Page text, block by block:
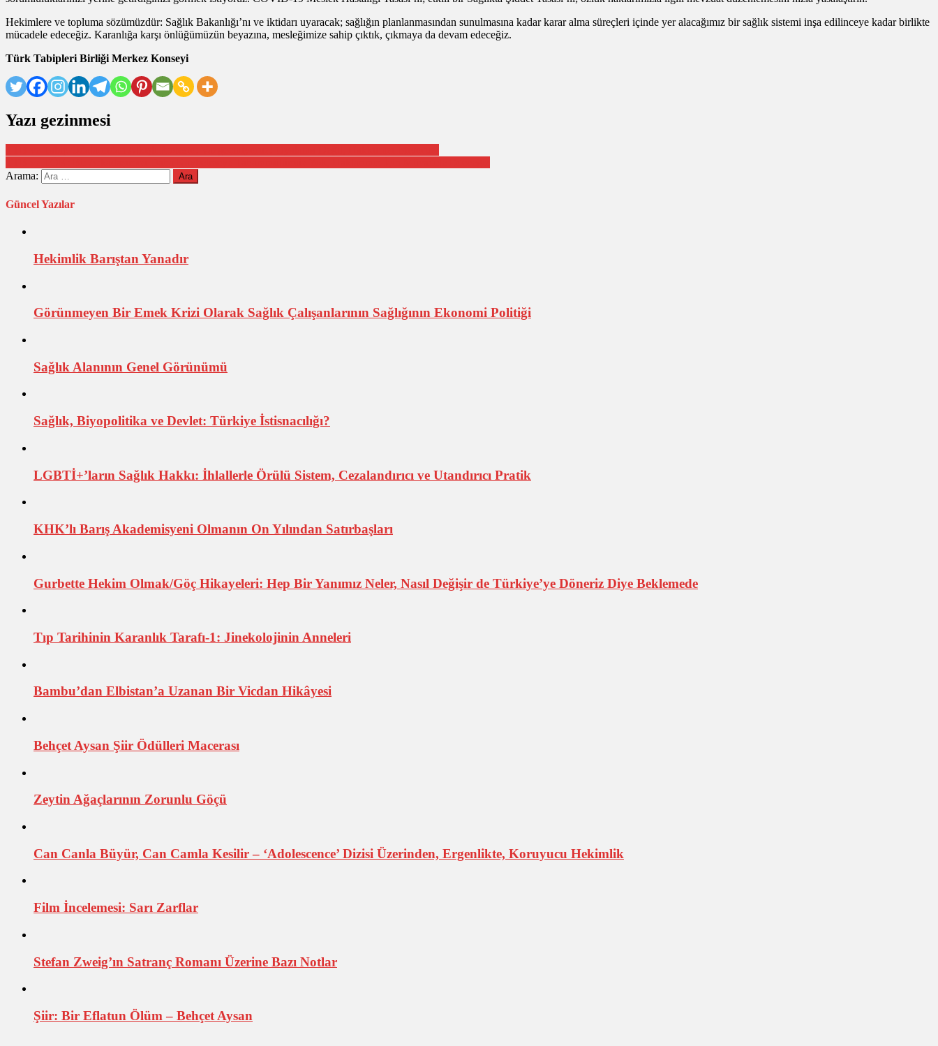
Hekimlere ve topluma sözümüzdür: Sağlık Bakanlığı’nı ve iktidarı uyaracak; sağlığın planlanmasından sunulmasına kadar karar alma süreçleri içinde yer alacağımız bir sağlık sistemi inşa edilinceye kadar birlikte
mücadele edeceğiz. Karanlığa karşı önlüğümüzün beyazına, mesleğimize sahip çıktık, çıkmaya da devam edeceğiz.
Türk Tabipleri Birliği Merkez Konseyi
Yazı gezinmesi
Arama:
Güncel Yazılar
Hekimlik Barıştan Yanadır
Görünmeyen Bir Emek Krizi Olarak Sağlık Çalışanlarının Sağlığının Ekonomi Politiği
Sağlık Alanının Genel Görünümü
Sağlık, Biyopolitika ve Devlet: Türkiye İstisnacılığı?
LGBTİ+’ların Sağlık Hakkı: İhlallerle Örülü Sistem, Cezalandırıcı ve Utandırıcı Pratik
KHK’lı Barış Akademisyeni Olmanın On Yılından Satırbaşları
Gurbette Hekim Olmak/Göç Hikayeleri: Hep Bir Yanımız Neler, Nasıl Değişir de Türkiye’ye Döneriz Diye Beklemede
Tıp Tarihinin Karanlık Tarafı-1: Jinekolojinin Anneleri
Bambu’dan Elbistan’a Uzanan Bir Vicdan Hikâyesi
Behçet Aysan Şiir Ödülleri Macerası
Zeytin Ağaçlarının Zorunlu Göçü
Can Canla Büyür, Can Camla Kesilir – ‘Adolescence’ Dizisi Üzerinden, Ergenlikte, Koruyucu Hekimlik
Film İncelemesi: Sarı Zarflar
Stefan Zweig’ın Satranç Romanı Üzerine Bazı Notlar
Şiir: Bir Eflatun Ölüm – Behçet Aysan